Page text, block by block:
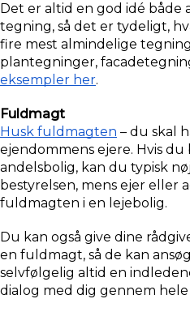
Det er altid en god idé både
tegning, så det er tydeligt,
fire mest almindelige
plantegninger,
eksempler her.
Fuldmagt
Husk fuldmagten – du skal
ejendommens ejere. Hvis
andelsbolig, kan du typisk
bestyrelsen, mens ejer eller
fuldmagten i en lejebolig.
Du kan også give dine
en fuldmagt, så de kan
selvfølgelig altid en
dialog med dig gennem hele